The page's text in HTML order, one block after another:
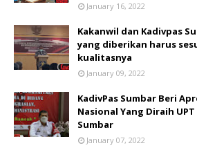
January 16, 2022
Kakanwil dan Kadivpas
yang diberikan harus
kualitasnya
January 09, 2022
KadivPas Sumbar Beri
Nasional Yang Diraih
Sumbar
January 07, 2022